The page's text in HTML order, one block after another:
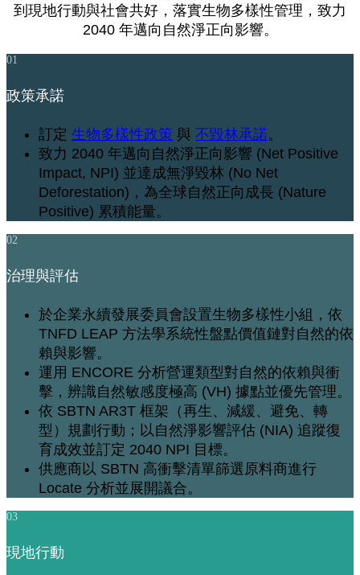
到現地行動與社會共好，落實生物多樣性管理，致力
2040 年邁向自然淨正向影響。
01
政策承諾
訂定 生物多樣性政策 與 不毀林承諾。
致力 2040 年邁向自然淨正向影響 (Net Positive
Impact, NPI) 並達成無淨毀林 (No Net
Deforestation)，為全球自然正向成長 (Nature
Positive) 累積能量。
02
治理與評估
於企業永續發展委員會設置生物多樣性小組，依
TNFD LEAP 方法學系統性盤點價值鏈對自然的依
賴與影響。
運用 ENCORE 分析營運類型對自然的依賴與衝
擊，辨識自然敏感度極高 (VH) 據點並優先管理。
依 SBTN AR3T 框架（再生、減緩、避免、轉
型）規劃行動；以自然淨影響評估 (NIA) 追蹤復
育成效並訂定 2040 NPI 目標。
供應商以 SBTN 高衝擊清單篩選原料商進行
Locate 分析並展開議合。
03
現地行動